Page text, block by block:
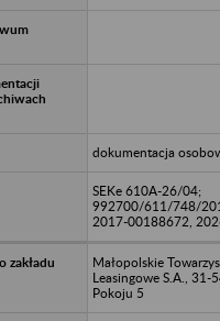
dokumentacja
SEKe 610A-26/04;
992700/611/748/
2017-00188672,
Małopolskie
Leasingowe S.A., 31-
Pokoju 5